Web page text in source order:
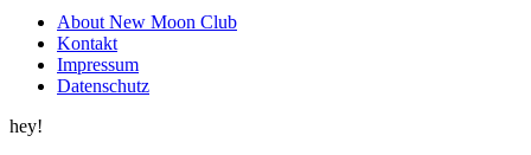
About New Moon Club
Kontakt
Impressum
Datenschutz
hey!